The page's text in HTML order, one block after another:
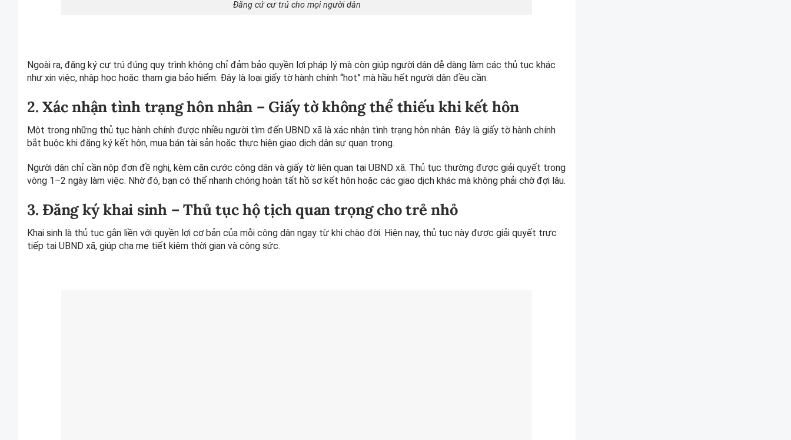
Đăng cứ cư trú cho mọi người dân
Ngoài ra, đăng ký cư trú đúng quy trình không chỉ đảm bảo quyền lợi pháp lý mà còn giúp người dân dễ dàng làm các thủ tục khác
như xin việc, nhập học hoặc tham gia bảo hiểm. Đây là loại giấy tờ hành chính “hot” mà hầu hết người dân đều cần.
2. Xác nhận tình trạng hôn nhân – Giấy tờ không thể thiếu khi kết hôn
Một trong những thủ tục hành chính được nhiều người tìm đến UBND xã là xác nhận tình trạng hôn nhân. Đây là giấy tờ hành chính
bắt buộc khi đăng ký kết hôn, mua bán tài sản hoặc thực hiện giao dịch dân sự quan trọng.
Người dân chỉ cần nộp đơn đề nghị, kèm căn cước công dân và giấy tờ liên quan tại UBND xã. Thủ tục thường được giải quyết trong
vòng 1–2 ngày làm việc. Nhờ đó, bạn có thể nhanh chóng hoàn tất hồ sơ kết hôn hoặc các giao dịch khác mà không phải chờ đợi lâu.
3. Đăng ký khai sinh – Thủ tục hộ tịch quan trọng cho trẻ nhỏ
Khai sinh là thủ tục gắn liền với quyền lợi cơ bản của mỗi công dân ngay từ khi chào đời. Hiện nay, thủ tục này được giải quyết trực
tiếp tại UBND xã, giúp cha mẹ tiết kiệm thời gian và công sức.